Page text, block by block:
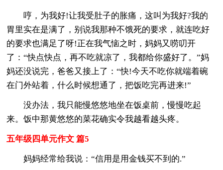
哼，为我好!让我受肚子的胀痛，这叫为我好?我的
胃里实在是满了，别说我那种不饿死的要求，就连吃好
的要求也满足了呀!正在我气恼之时，妈妈又唠叨开
了：“快点快点，再不吃就凉了，我都给你盛好了。”妈
妈还没说完，爸爸又接上了：“快!今天不吃你就端着碗
在门外站着，什么时候想通了，把饭吃完再进来!”
没办法，我只能慢悠悠地坐在饭桌前，慢慢吃起
来。饭中那黄悠悠的菜花确实令我越看越头疼。
五年级四单元作文 篇5
妈妈经常给我说：“信用是用金钱买不到的.”